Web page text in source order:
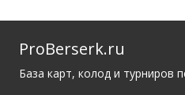
ProBerserk.ru
База карт, колод и турниров